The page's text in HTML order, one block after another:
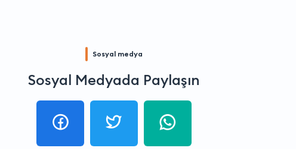
Sosyal medya
Sosyal Medyada Paylaşın